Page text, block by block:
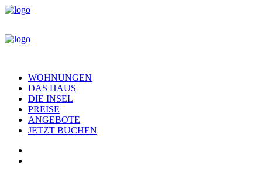
WOHNUNGEN
DAS HAUS
DIE INSEL
PREISE
ANGEBOTE
JETZT BUCHEN